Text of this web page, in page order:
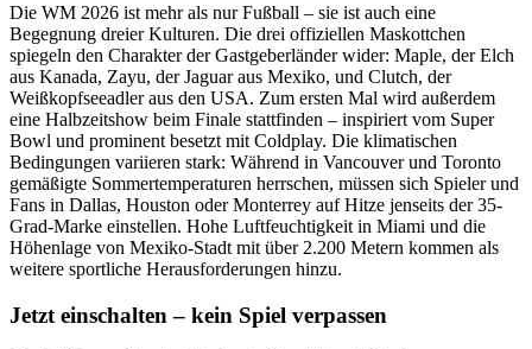
Die WM 2026 ist mehr als nur Fußball – sie ist auch eine
Begegnung dreier Kulturen. Die drei offiziellen Maskottchen
spiegeln den Charakter der Gastgeberländer wider: Maple, der Elch
aus Kanada, Zayu, der Jaguar aus Mexiko, und Clutch, der
Weißkopfseeadler aus den USA. Zum ersten Mal wird außerdem
eine Halbzeitshow beim Finale stattfinden – inspiriert vom Super
Bowl und prominent besetzt mit Coldplay. Die klimatischen
Bedingungen variieren stark: Während in Vancouver und Toronto
gemäßigte Sommertemperaturen herrschen, müssen sich Spieler und
Fans in Dallas, Houston oder Monterrey auf Hitze jenseits der 35-
Grad-Marke einstellen. Hohe Luftfeuchtigkeit in Miami und die
Höhenlage von Mexiko-Stadt mit über 2.200 Metern kommen als
weitere sportliche Herausforderungen hinzu.
Jetzt einschalten – kein Spiel verpassen